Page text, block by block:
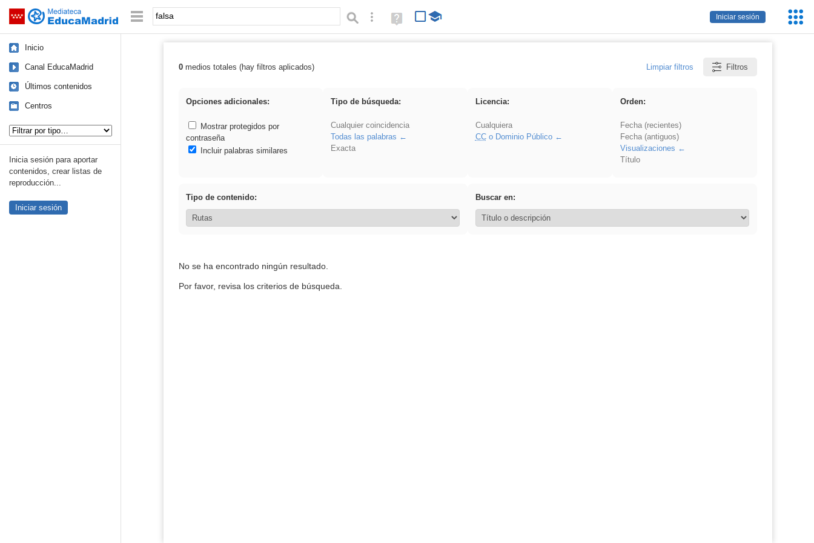
Saltar navegación
Iniciar sesión
Palabra o frase: Búsqueda avanzada
Ayuda
(en
Inicio
Canal EducaMadrid
Últimos contenidos
Centros
Inicia sesión para aportar
contenidos, crear listas de
reproducción...
Iniciar sesión
Resultados de: falsa
0medios totales (hay filtros aplicados) Limpiar filtros Filtros
Opciones adicionales:
Mostrar protegidos por
contraseña
Incluir palabras similares
Tipo de búsqueda:
Cualquier coincidencia
Todas las palabras
Exacta
Licencia:
Cualquiera
CCo Dominio Público
Orden:
Fecha (recientes)
Fecha (antiguos)
Visualizaciones
Título
Tipo de contenido: Buscar en:
No se ha encontrado ningún resultado.
Por favor, revisa los criterios de búsqueda.